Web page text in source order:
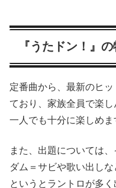
『うたドン！』
定番曲から、最新のヒ
ており、家族全員で楽し
一人でも十分に楽しめま
また、出題については
ダム＝サビや歌い出し
というとラントロが多く